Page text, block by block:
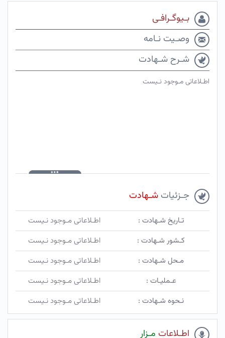
بـیوگـرافـی
وصـیت نـامه
شـرح شـهادت
اطـلاعاتی مـوجود نـیست
جـزئیات شـهادت
تـاریخ شـهادت :
اطـلاعاتی مـوجود نـیست
کـشور شـهادت :
اطـلاعاتی مـوجود نـیست
مـحل شـهادت :
اطـلاعاتی مـوجود نـیست
عـملیـات :
اطـلاعاتی مـوجود نـیست
نـحوه شـهادت :
اطـلاعاتی مـوجود نـیست
اطـلاعات مـزار